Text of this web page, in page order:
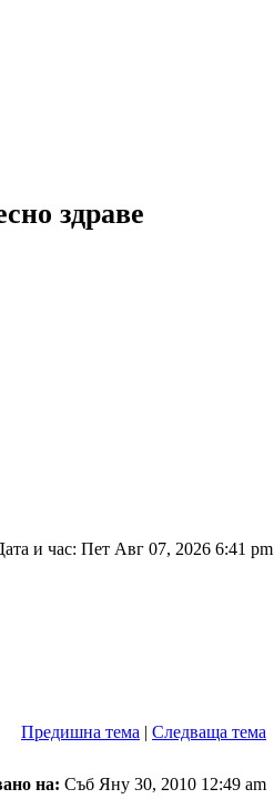
здраве
и час: Пет Авг 07, 2026 6:41 pm
Предишна тема | Следваща тема
на: Съб Яну 30, 2010 12:49 am